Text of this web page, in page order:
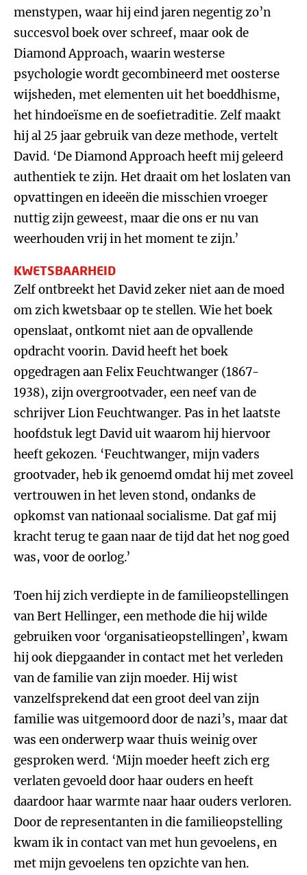
menstypen, waar hij eind jaren negentig zo’n
succesvol boek over schreef, maar ook de
Diamond Approach, waarin westerse
psychologie wordt gecombineerd met oosterse
wijsheden, met elementen uit het boeddhisme,
het hindoeïsme en de soefietraditie. Zelf maakt
hij al 25 jaar gebruik van deze methode, vertelt
David. ‘De Diamond Approach heeft mij geleerd
authentiek te zijn. Het draait om het loslaten van
opvattingen en ideeën die misschien vroeger
nuttig zijn geweest, maar die ons er nu van
weerhouden vrij in het moment te zijn.’
KWETSBAARHEID
Zelf ontbreekt het David zeker niet aan de moed
om zich kwetsbaar op te stellen. Wie het boek
openslaat, ontkomt niet aan de opvallende
opdracht voorin. David heeft het boek
opgedragen aan Felix Feuchtwanger (1867-
1938), zijn overgrootvader, een neef van de
schrijver Lion Feuchtwanger. Pas in het laatste
hoofdstuk legt David uit waarom hij hiervoor
heeft gekozen. ‘Feuchtwanger, mijn vaders
grootvader, heb ik genoemd omdat hij met zoveel
vertrouwen in het leven stond, ondanks de
opkomst van nationaal socialisme. Dat gaf mij
kracht terug te gaan naar de tijd dat het nog goed
was, voor de oorlog.’
Toen hij zich verdiepte in de familieopstellingen
van Bert Hellinger, een methode die hij wilde
gebruiken voor ‘organisatieopstellingen’, kwam
hij ook diepgaander in contact met het verleden
van de familie van zijn moeder. Hij wist
vanzelfsprekend dat een groot deel van zijn
familie was uitgemoord door de nazi’s, maar dat
was een onderwerp waar thuis weinig over
gesproken werd. ‘Mijn moeder heeft zich erg
verlaten gevoeld door haar ouders en heeft
daardoor haar warmte naar haar ouders verloren.
Door de representanten in die familieopstelling
kwam ik in contact van met hun gevoelens, en
met mijn gevoelens ten opzichte van hen.